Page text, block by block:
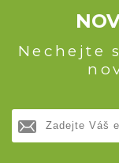
Nechejte